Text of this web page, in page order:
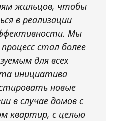
жильцов, чтобы
в реализации
Мы
стал более
для всех
инициатива
новые
в случае домов с
квартир, с целью